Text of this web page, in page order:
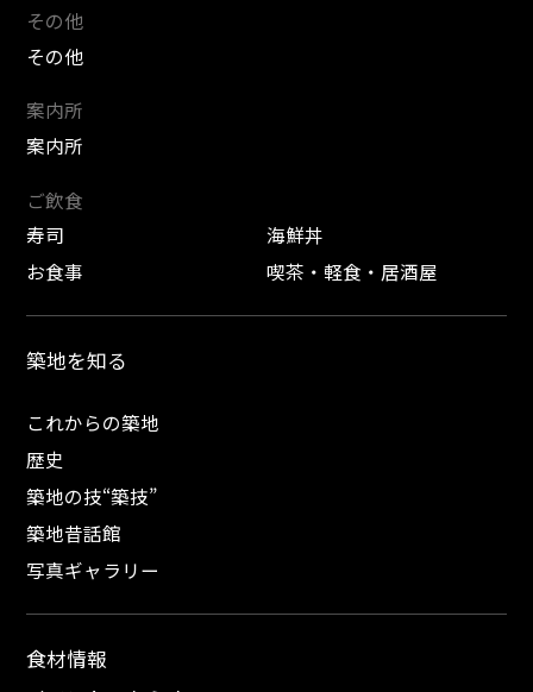
その他
その他
案内所
案内所
ご飲食
寿司
海鮮丼
お食事
喫茶・軽食・居酒屋
築地を知る
これからの築地
歴史
築地の技“築技”
築地昔話館
写真ギャラリー
食材情報